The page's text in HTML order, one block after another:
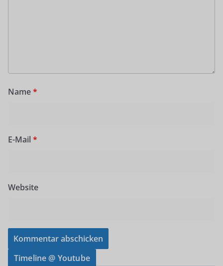
Name*
E-Mail *
Website
Timeline @ Youtube